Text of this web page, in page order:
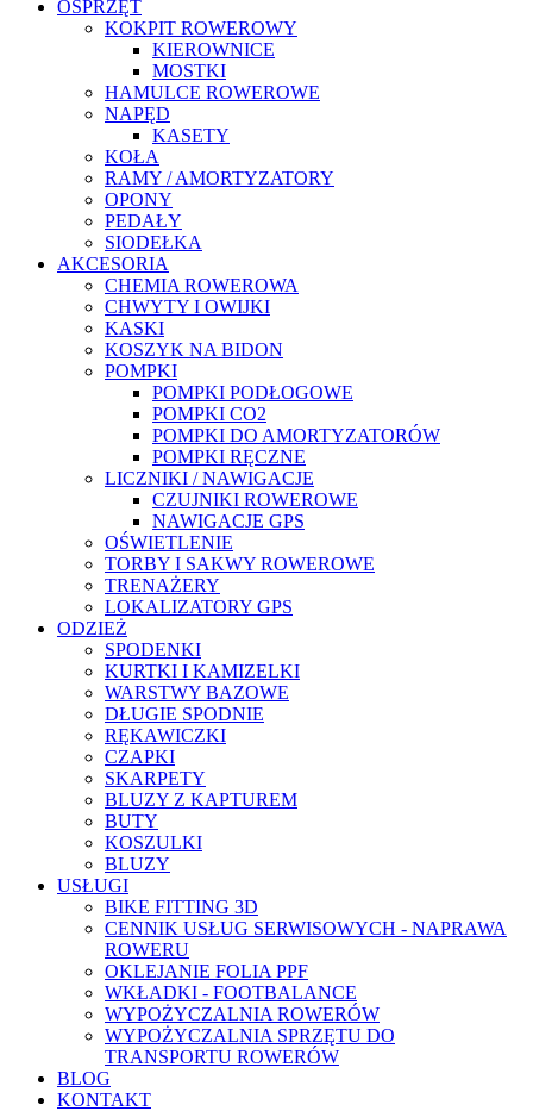
OSPRZĘT
KOKPIT ROWEROWY
KIEROWNICE
MOSTKI
HAMULCE ROWEROWE
NAPĘD
KASETY
KOŁA
RAMY / AMORTYZATORY
OPONY
PEDAŁY
SIODEŁKA
AKCESORIA
CHEMIA ROWEROWA
CHWYTY I OWIJKI
KASKI
KOSZYK NA BIDON
POMPKI
POMPKI PODŁOGOWE
POMPKI CO2
POMPKI DO AMORTYZATORÓW
POMPKI RĘCZNE
LICZNIKI / NAWIGACJE
CZUJNIKI ROWEROWE
NAWIGACJE GPS
OŚWIETLENIE
TORBY I SAKWY ROWEROWE
TRENAŻERY
LOKALIZATORY GPS
ODZIEŻ
SPODENKI
KURTKI I KAMIZELKI
WARSTWY BAZOWE
DŁUGIE SPODNIE
RĘKAWICZKI
CZAPKI
SKARPETY
BLUZY Z KAPTUREM
BUTY
KOSZULKI
BLUZY
USŁUGI
BIKE FITTING 3D
CENNIK USŁUG SERWISOWYCH - NAPRAWA
ROWERU
OKLEJANIE FOLIA PPF
WKŁADKI - FOOTBALANCE
WYPOŻYCZALNIA ROWERÓW
WYPOŻYCZALNIA SPRZĘTU DO
TRANSPORTU ROWERÓW
BLOG
KONTAKT